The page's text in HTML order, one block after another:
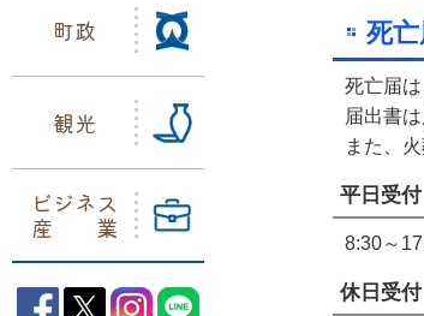
町政
観光
ビジネス
産業
益子町Facebook
益子町Twitter
益子町Instagram
死
死亡届
届出書
また、
平日受付
8:30～
休日受付